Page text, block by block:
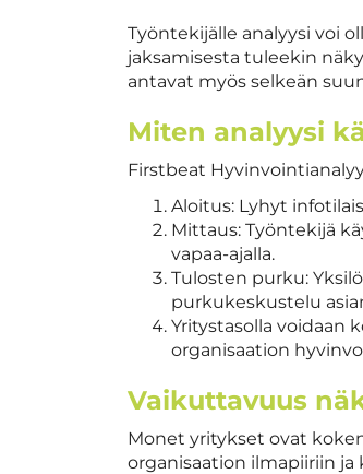
Työntekijälle analyysi voi
jaksamisesta tuleekin
antavat myös selkeän
Miten analyysi
Firstbeat
Aloitus: Lyhyt
Mittaus: Työntekijä
vapaa-ajalla.
Tulosten purku:
purkukeskustelu
Yritystasolla voidaan
organisaation
Vaikuttavuus
Monet yritykset ovat
organisaation ilmapiiriin